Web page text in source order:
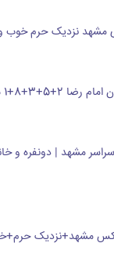
مشهد نزدیک حرم خوب و
مشهد+50% تخفیف
مشهد | دونفره و
مشهد+نزدیک